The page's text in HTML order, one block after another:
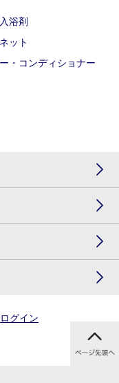
入浴剤
ット
・コンディショナー
ログイン